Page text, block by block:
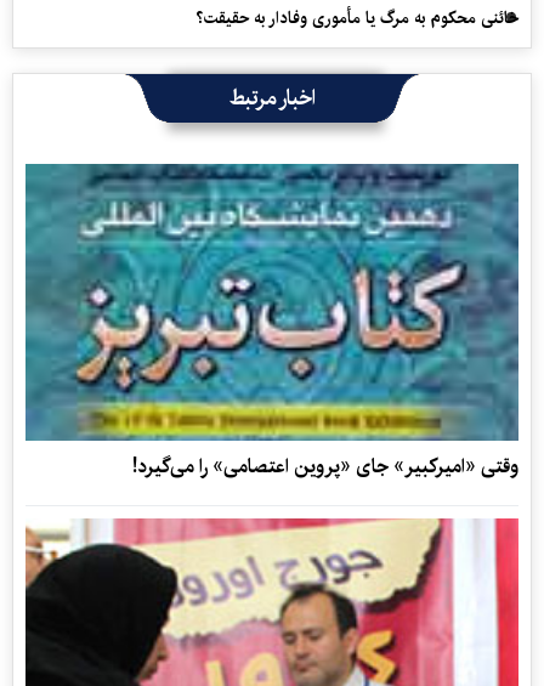
خائنی محکوم به مرگ یا مأموری وفادار به حقیقت؟
اخبار مرتبط
وقتی «امیرکبیر» جای «پروین اعتصامی» را می‌گیرد!